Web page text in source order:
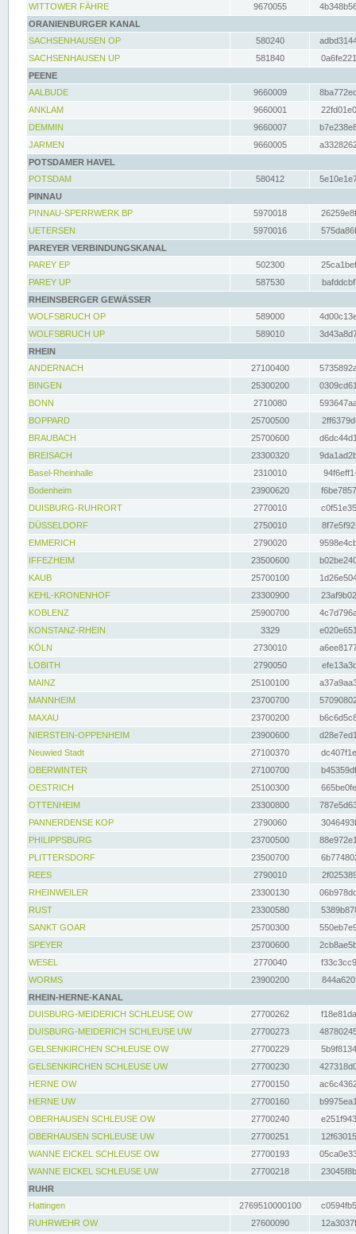
WITTOWER FÄHRE
9670055
ORANIENBURGER KANAL
SACHSENHAUSEN OP
580240
SACHSENHAUSEN UP
581840
PEENE
AALBUDE
9660009
ANKLAM
9660001
DEMMIN
9660007
JARMEN
9660005
POTSDAMER HAVEL
POTSDAM
580412
PINNAU
PINNAU-SPERRWERK BP
5970018
UETERSEN
5970016
PAREYER VERBINDUNGSKANAL
PAREY EP
502300
PAREY UP
587530
RHEINSBERGER GEWÄSSER
WOLFSBRUCH OP
589000
WOLFSBRUCH UP
589010
RHEIN
ANDERNACH
27100400
BINGEN
25300200
BONN
2710080
BOPPARD
25700500
BRAUBACH
25700600
BREISACH
23300320
Basel-Rheinhalle
2310010
Bodenheim
23900620
DUISBURG-RUHRORT
2770010
DÜSSELDORF
2750010
EMMERICH
2790020
IFFEZHEIM
23500600
KAUB
25700100
KEHL-KRONENHOF
23300900
KOBLENZ
25900700
KONSTANZ-RHEIN
3329
KÖLN
2730010
LOBITH
2790050
MAINZ
25100100
MANNHEIM
23700700
MAXAU
23700200
NIERSTEIN-OPPENHEIM
23900600
Neuwied Stadt
27100370
OBERWINTER
27100700
OESTRICH
25100300
OTTENHEIM
23300800
PANNERDENSE KOP
2790060
PHILIPPSBURG
23700500
PLITTERSDORF
23500700
REES
2790010
RHEINWEILER
23300130
RUST
23300580
SANKT GOAR
25700300
SPEYER
23700600
WESEL
2770040
WORMS
23900200
RHEIN-HERNE-KANAL
DUISBURG-MEIDERICH SCHLEUSE OW
27700262
DUISBURG-MEIDERICH SCHLEUSE UW
27700273
GELSENKIRCHEN SCHLEUSE OW
27700229
GELSENKIRCHEN SCHLEUSE UW
27700230
HERNE OW
27700150
HERNE UW
27700160
OBERHAUSEN SCHLEUSE OW
27700240
OBERHAUSEN SCHLEUSE UW
27700251
WANNE EICKEL SCHLEUSE OW
27700193
WANNE EICKEL SCHLEUSE UW
27700218
RUHR
Hattingen
2769510000100
RUHRWEHR OW
27600090